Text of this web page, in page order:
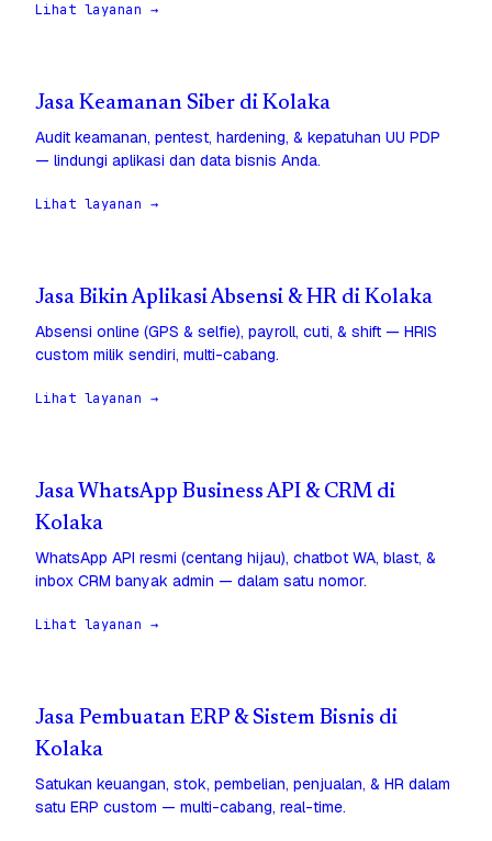
Lihat layanan →
Jasa Keamanan Siber di Kolaka
Audit keamanan, pentest, hardening, & kepatuhan UU PDP
— lindungi aplikasi dan data bisnis Anda.
Lihat layanan →
Jasa Bikin Aplikasi Absensi & HR di Kolaka
Absensi online (GPS & selfie), payroll, cuti, & shift — HRIS
custom milik sendiri, multi-cabang.
Lihat layanan →
Jasa WhatsApp Business API & CRM di
Kolaka
WhatsApp API resmi (centang hijau), chatbot WA, blast, &
inbox CRM banyak admin — dalam satu nomor.
Lihat layanan →
Jasa Pembuatan ERP & Sistem Bisnis di
Kolaka
Satukan keuangan, stok, pembelian, penjualan, & HR dalam
satu ERP custom — multi-cabang, real-time.